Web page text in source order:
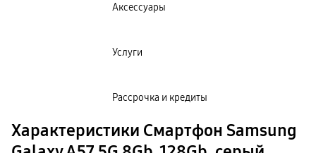
Аксессуары
Услуги
Рассрочка и кредиты
Характеристики Смартфон Samsung